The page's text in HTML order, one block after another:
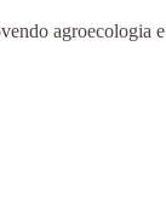
agroecologia